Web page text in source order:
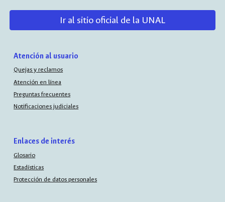
Ir al sitio oficial de la UNAL
Atención al usuario
Quejas y reclamos
Atención en línea
Preguntas frecuentes
Notificaciones judiciales
Enlaces de interés
Glosario
Estadísticas
Protección de datos personales